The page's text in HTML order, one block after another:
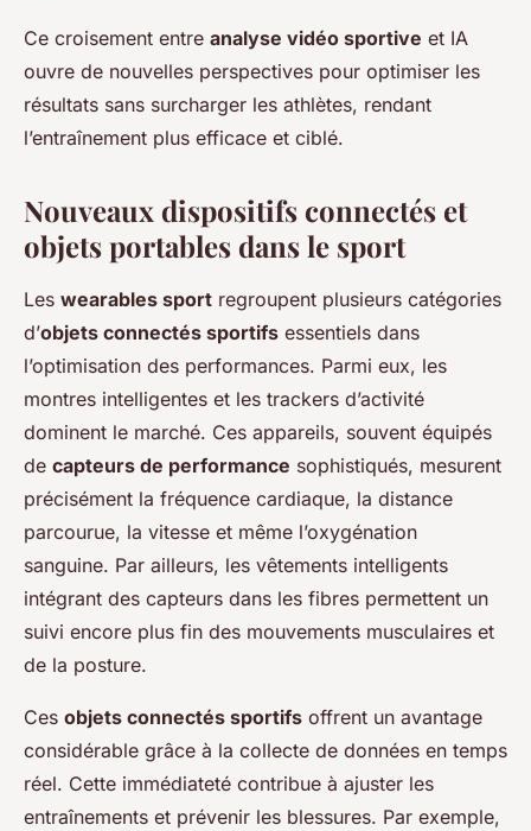
Ce croisement entre analyse vidéo sportive et IA
ouvre de nouvelles perspectives pour optimiser les
résultats sans surcharger les athlètes, rendant
l’entraînement plus efficace et ciblé.
Nouveaux dispositifs connectés et
objets portables dans le sport
Les wearables sport regroupent plusieurs catégories
d’objets connectés sportifs essentiels dans
l’optimisation des performances. Parmi eux, les
montres intelligentes et les trackers d’activité
dominent le marché. Ces appareils, souvent équipés
de capteurs de performance sophistiqués, mesurent
précisément la fréquence cardiaque, la distance
parcourue, la vitesse et même l’oxygénation
sanguine. Par ailleurs, les vêtements intelligents
intégrant des capteurs dans les fibres permettent un
suivi encore plus fin des mouvements musculaires et
de la posture.
Ces objets connectés sportifs offrent un avantage
considérable grâce à la collecte de données en temps
réel. Cette immédiateté contribue à ajuster les
entraînements et prévenir les blessures. Par exemple,